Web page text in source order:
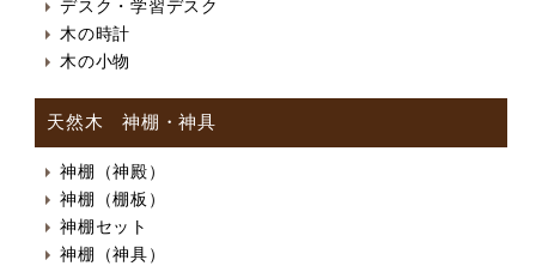
デスク・学習デスク
木の時計
木の小物
天然木 神棚・神具
神棚（神殿）
神棚（棚板）
神棚セット
神棚（神具）